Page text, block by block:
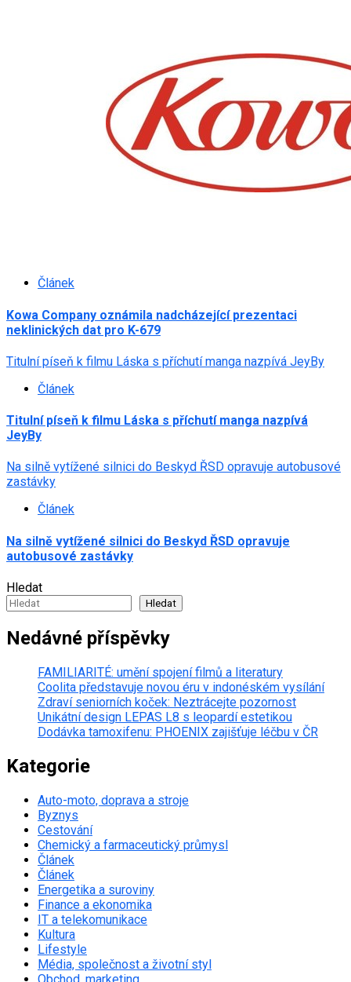
Článek
Kowa Company oznámila nadcházející prezentaci
neklinických dat pro K-679
Titulní píseň k filmu Láska s příchutí manga nazpívá JeyBy
Článek
Titulní píseň k filmu Láska s příchutí manga nazpívá
JeyBy
Na silně vytížené silnici do Beskyd ŘSD opravuje autobusové
zastávky
Článek
Na silně vytížené silnici do Beskyd ŘSD opravuje
autobusové zastávky
Hledat
Hledat
Nedávné příspěvky
FAMILIARITÉ: umění spojení filmů a literatury
Coolita představuje novou éru v indonéském vysílání
Zdraví seniorních koček: Neztrácejte pozornost
Unikátní design LEPAS L8 s leopardí estetikou
Dodávka tamoxifenu: PHOENIX zajišťuje léčbu v ČR
Kategorie
Auto-moto, doprava a stroje
Byznys
Cestování
Chemický a farmaceutický průmysl
Článek
Článek
Energetika a suroviny
Finance a ekonomika
IT a telekomunikace
Kultura
Lifestyle
Média, společnost a životní styl
Obchod, marketing